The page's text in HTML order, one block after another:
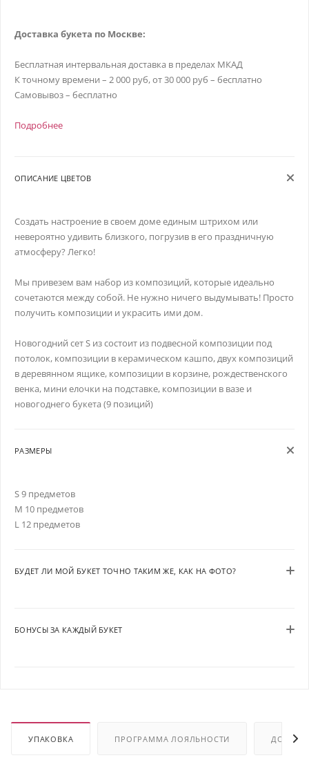
Доставка букета по Москве:
Бесплатная интервальная доставка в пределах МКАД
К точному времени – 2 000 руб, от 30 000 руб – бесплатно
Самовывоз – бесплатно
Подробнее
ОПИСАНИЕ ЦВЕТОВ
Создать настроение в своем доме единым штрихом или
невероятно удивить близкого, погрузив в его праздничную
атмосферу? Легко!
Мы привезем вам набор из композиций, которые идеально
сочетаются между собой. Не нужно ничего выдумывать! Просто
получить композиции и украсить ими дом.
Новогодний сет S из состоит из подвесной композиции под
потолок, композиции в керамическом кашпо, двух композиций
в деревянном ящике, композиции в корзине, рождественского
венка, мини елочки на подставке, композиции в вазе и
новогоднего букета (9 позиций)
РАЗМЕРЫ
S 9 предметов
M 10 предметов
L 12 предметов
БУДЕТ ЛИ МОЙ БУКЕТ ТОЧНО ТАКИМ ЖЕ, КАК НА ФОТО?
БОНУСЫ ЗА КАЖДЫЙ БУКЕТ
УПАКОВКА ПРОГРАММА ЛОЯЛЬНОСТИ